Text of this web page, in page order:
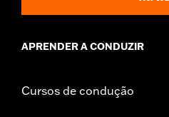
APRENDER A CONDUZIR
Cursos de condução